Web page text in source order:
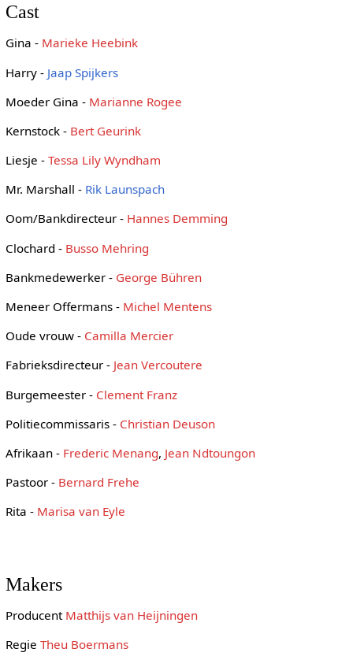
Cast
Gina - Marieke Heebink
Harry - Jaap Spijkers
Moeder Gina - Marianne Rogee
Kernstock - Bert Geurink
Liesje - Tessa Lily Wyndham
Mr. Marshall - Rik Launspach
Oom/Bankdirecteur - Hannes Demming
Clochard - Busso Mehring
Bankmedewerker - George Bühren
Meneer Offermans - Michel Mentens
Oude vrouw - Camilla Mercier
Fabrieksdirecteur - Jean Vercoutere
Burgemeester - Clement Franz
Politiecommissaris - Christian Deuson
Afrikaan - Frederic Menang, Jean Ndtoungon
Pastoor - Bernard Frehe
Rita - Marisa van Eyle
Makers
Producent Matthijs van Heijningen
Regie Theu Boermans